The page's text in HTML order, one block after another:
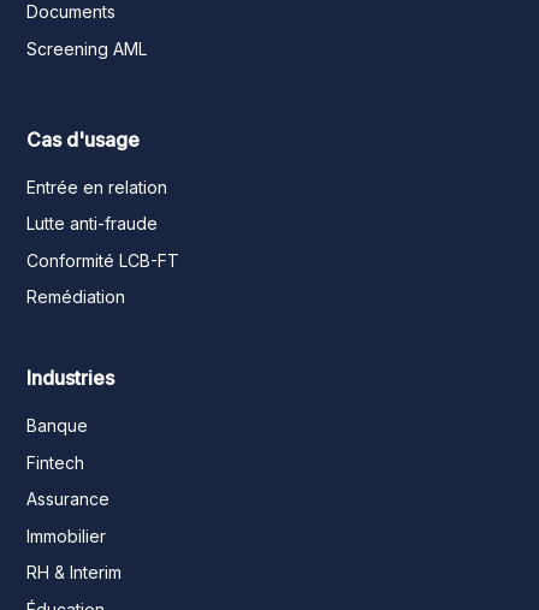
Documents
Screening AML
Cas d'usage
Entrée en relation
Lutte anti-fraude
Conformité LCB-FT
Remédiation
Industries
Banque
Fintech
Assurance
Immobilier
RH & Interim